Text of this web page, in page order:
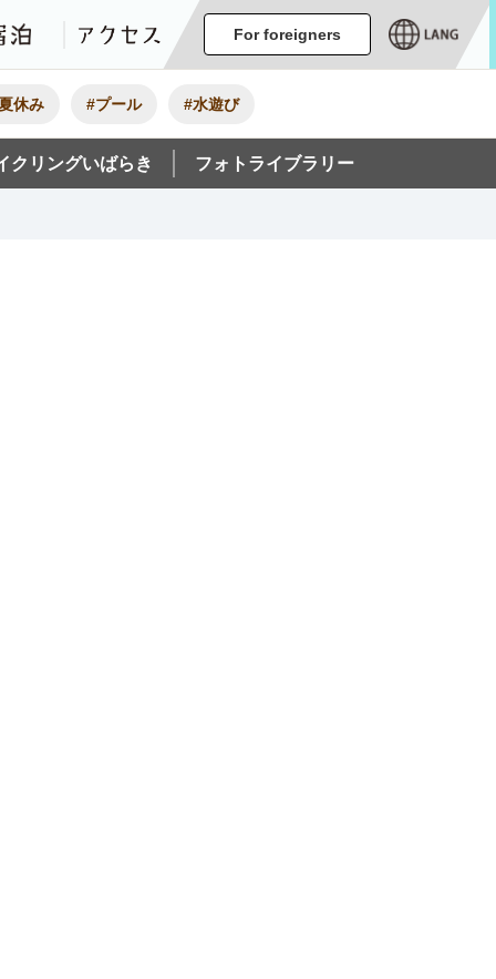
イベント
グルメ・みやげ宿泊 アクセス
For foreigners
休み #プール #水遊び
クリングいばらき フォトライブラリー